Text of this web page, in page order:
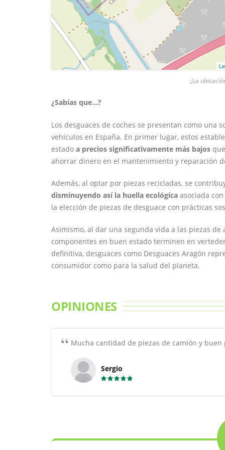
¿La
¿Sabías que...?
Los desguaces de coches se presentan como una
vehículos en España. En primer lugar, estos
estado a precios significativamente más bajos
ahorrar dinero en el mantenimiento y reparación
Además, al optar por piezas recicladas, se
disminuyendo así la huella ecológica asociada
la elección de piezas de desguace con prácticas
Asimismo, al dar una segunda vida a las piezas de
componentes en buen estado terminen en
definitiva, desguaces como Desguaces Aragón
consumidor como para la salud del planeta.
OPINIONES
Mucha cantidad de piezas de camión y buen
Sergio